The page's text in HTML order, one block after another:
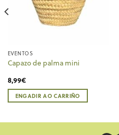
EVENTOS
Capazo de palma mini
8,99€
ENGADIR AO CARRIÑO